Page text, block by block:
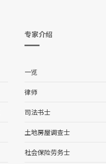
专家介绍
一览
律师
司法书士
土地房屋调查士
社会保险劳务士